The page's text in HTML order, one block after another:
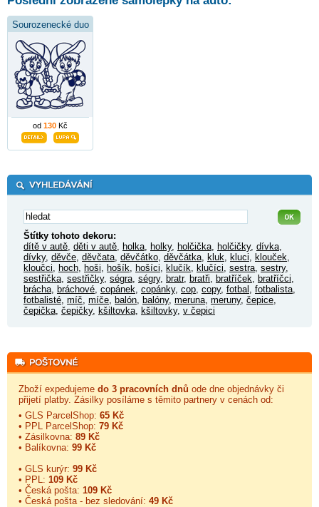
Sourozenecké duo
od 130 Kč
Štítky tohoto dekoru:
dítě v autě děti v autě holka holky, holčička holčičky, dívka
dívky, děvče děvčata děvčátko děvčátka kluk kluci klouček
kloučci
hoch hoši hošík hošíci klučík klučíci sestra sestry,
sestřička sestřičky, ségra ségry, bratr, bratři bratříček bratříčci
brácha
bráchové copánek copánky, cop copy, fotbal fotbalista
fotbalisté míč míče balón balóny, meruna meruny, čepice
čepička čepičky, kšiltovka kšiltovky, v čepici
Zboží expedujeme do 3 pracovních dnů ode dne objednávky či
přijetí platby. Zásilky posíláme s těmito partnery v cenách od:
• GLS ParcelShop: 65 Kč
• PPL ParcelShop: 79 Kč
• Zásilkovna: 89 Kč
• Balíkovna: 99 Kč
• GLS kurýr: 99 Kč
• PPL: 109 Kč
• Česká pošta: 109 Kč
• Česká pošta - bez sledování: 49 Kč